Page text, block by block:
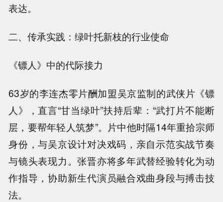
表达。
二、传承实践：绿叶托新枝的行业使命
《镖人》中的代际接力
63岁的李连杰零片酬加盟吴京监制的武侠片《镖
人》，直言“甘当绿叶”扶持后辈：“武打片不能断
层，要帮年轻人筑梦”。片中他时隔14年重拾宗师
身份，与吴京设计对决戏码，亲自示范实战节奏
与镜头表现力。张晋亦将多年武替经验转化为动
作指导，协助新生代演员融合戏曲身段与搏击技
法。